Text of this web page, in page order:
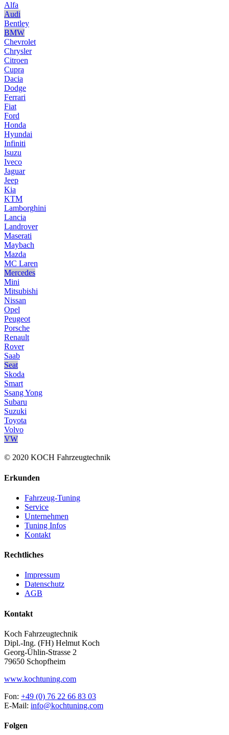
Alfa
Audi
Bentley
BMW
Chevrolet
Chrysler
Citroen
Cupra
Dacia
Dodge
Ferrari
Fiat
Ford
Honda
Hyundai
Infiniti
Isuzu
Iveco
Jaguar
Jeep
Kia
KTM
Lamborghini
Lancia
Landrover
Maserati
Maybach
Mazda
MC Laren
Mercedes
Mini
Mitsubishi
Nissan
Opel
Peugeot
Porsche
Renault
Rover
Saab
Seat
Skoda
Smart
Ssang Yong
Subaru
Suzuki
Toyota
Volvo
VW
© 2020 KOCH Fahrzeugtechnik
Erkunden
Fahrzeug-Tuning
Service
Unternehmen
Tuning Infos
Kontakt
Rechtliches
Impressum
Datenschutz
AGB
Kontakt
Koch Fahrzeugtechnik
Dipl.-Ing. (FH) Helmut Koch
Georg-Ühlin-Strasse 2
79650 Schopfheim
www.kochtuning.com
Fon: +49 (0) 76 22 66 83 03
E-Mail: info@kochtuning.com
Folgen